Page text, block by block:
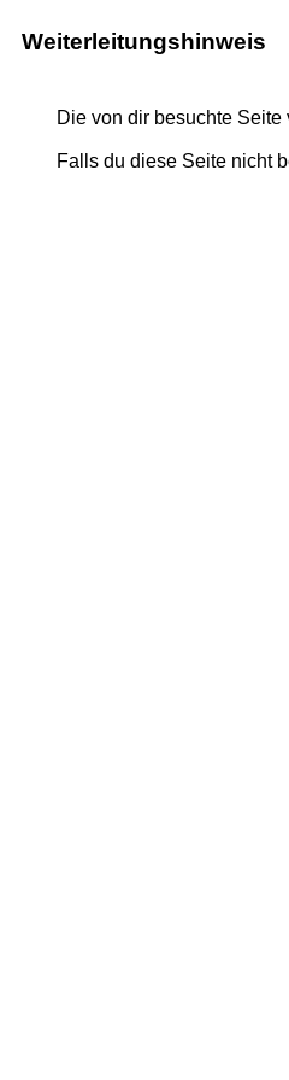
Weiterleitungshinweis
Die von dir besuchte Seite
Falls du diese Seite nicht